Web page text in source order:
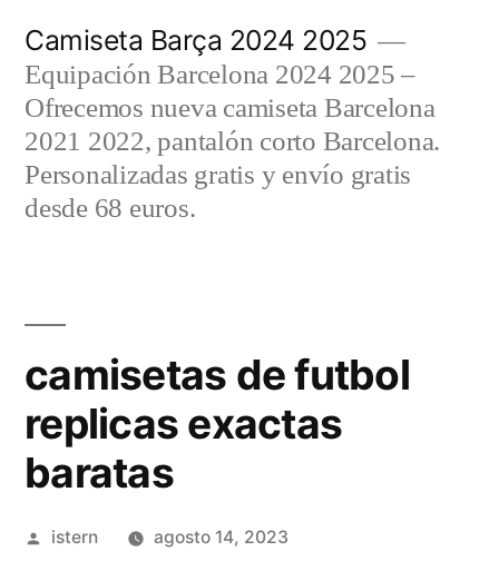
contenido
Camiseta Barça 2024 2025
Equipación Barcelona 2024 2025 –
Ofrecemos nueva camiseta Barcelona
2021 2022, pantalón corto Barcelona.
Personalizadas gratis y envío gratis
desde 68 euros.
camisetas de futbol
replicas exactas
baratas
Publicado
istern agosto 14, 2023